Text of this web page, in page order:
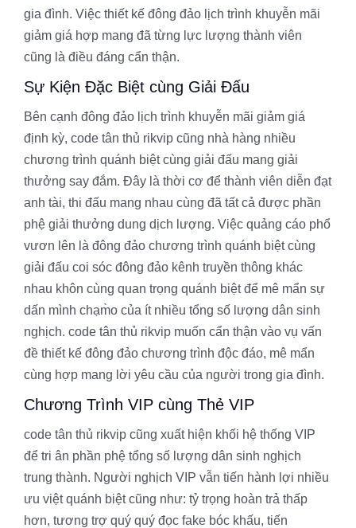
gia đình. Việc thiết kế đông đảo lịch trình khuyễn mãi
giảm giá hợp mang đã từng lực lượng thành viên
cũng là điều đáng cẩn thận.
Sự Kiện Đặc Biệt cùng Giải Đấu
Bên cạnh đông đảo lịch trình khuyễn mãi giảm giá
định kỳ, code tân thủ rikvip cũng nhà hàng nhiều
chương trình quánh biệt cùng giải đấu mang giải
thưởng say đắm. Đây là thời cơ để thành viên diễn đạt
anh tài, thi đấu mang nhau cùng đã tất cả được phần
phệ giải thưởng dung dịch lượng. Việc quảng cáo phổ
vươn lên là đông đảo chương trình quánh biệt cùng
giải đấu coi sóc đông đảo kênh truyền thông khác
nhau khôn cùng quan trọng quánh biệt để mê mẩn sự
dấn mình chạm̀o của ít nhiều tổng số lượng dân sinh
nghịch. code tân thủ rikvip muốn cẩn thận vào vụ vấn
đề thiết kế đông đảo chương trình độc đáo, mê mẩn
cùng hợp mang lời yêu cầu của người trong gia đình.
Chương Trình VIP cùng Thẻ VIP
code tân thủ rikvip cũng xuất hiện khối hệ thống VIP
để tri ân phần phệ tổng số lượng dân sinh nghịch
trung thành. Người nghịch VIP vẫn tiến hành lợi nhiều
ưu việt quánh biệt cũng như: tỷ trọng hoàn trả thấp
hơn, tương trợ quý quý đọc fake bóc khấu, tiến